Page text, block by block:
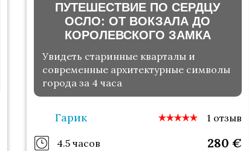
ПУТЕШЕСТВИЕ ПО СЕРДЦУ
ОСЛО: ОТ ВОКЗАЛА ДО
КОРОЛЕВСКОГО ЗАМКА
Увидеть старинные кварталы и
современные архитектурные символы
города за 4 часа
Гарик 1 отзыв
4.5 часов 280€